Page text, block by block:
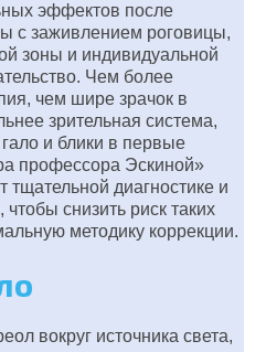
эффектов после
с заживлением роговицы,
зоны и индивидуальной
Чем более
чем шире зрачок в
зрительная система,
и блики в первые
профессора Эскиной»
тщательной диагностике и
снизить риск таких
методику коррекции.
вокруг источника света,